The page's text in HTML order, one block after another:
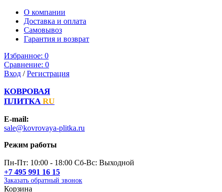
О компании
Доставка и оплата
Самовывоз
Гарантия и возврат
Избранное: 0
Сравнение: 0
Вход /Регистрация
КОВРОВАЯ
ПЛИТКА RU
E-mail:
sale@kovrovaya-plitka.ru
Режим работы
Пн-Пт: 10:00 - 18:00 Сб-Вс: Выходной
+7 495 991 16 15
Заказать обратный звонок
Корзина